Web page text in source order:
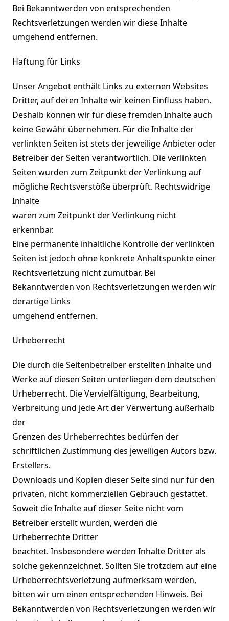
Bei Bekanntwerden von entsprechenden
Rechtsverletzungen werden wir diese Inhalte
umgehend entfernen.
Haftung für Links
Unser Angebot enthält Links zu externen Websites
Dritter, auf deren Inhalte wir keinen Einfluss haben.
Deshalb können wir für diese fremden Inhalte auch
keine Gewähr übernehmen. Für die Inhalte der
verlinkten Seiten ist stets der jeweilige Anbieter oder
Betreiber der Seiten verantwortlich. Die verlinkten
Seiten wurden zum Zeitpunkt der Verlinkung auf
mögliche Rechtsverstöße überprüft. Rechtswidrige
Inhalte
waren zum Zeitpunkt der Verlinkung nicht
erkennbar.
Eine permanente inhaltliche Kontrolle der verlinkten
Seiten ist jedoch ohne konkrete Anhaltspunkte einer
Rechtsverletzung nicht zumutbar. Bei
Bekanntwerden von Rechtsverletzungen werden wir
derartige Links
umgehend entfernen.
Urheberrecht
Die durch die Seitenbetreiber erstellten Inhalte und
Werke auf diesen Seiten unterliegen dem deutschen
Urheberrecht. Die Vervielfältigung, Bearbeitung,
Verbreitung und jede Art der Verwertung außerhalb
der
Grenzen des Urheberrechtes bedürfen der
schriftlichen Zustimmung des jeweiligen Autors bzw.
Erstellers.
Downloads und Kopien dieser Seite sind nur für den
privaten, nicht kommerziellen Gebrauch gestattet.
Soweit die Inhalte auf dieser Seite nicht vom
Betreiber erstellt wurden, werden die
Urheberrechte Dritter
beachtet. Insbesondere werden Inhalte Dritter als
solche gekennzeichnet. Sollten Sie trotzdem auf eine
Urheberrechtsverletzung aufmerksam werden,
bitten wir um einen entsprechenden Hinweis. Bei
Bekanntwerden von Rechtsverletzungen werden wir